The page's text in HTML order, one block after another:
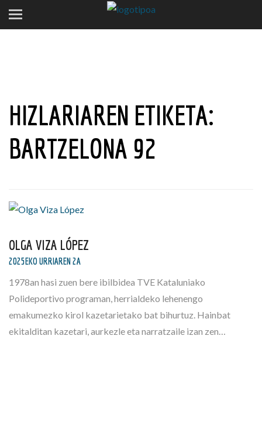
HIZLARIAREN ETIKETA:
BARTZELONA 92
OLGA VIZA LÓPEZ
2025EKO URRIAREN 2A
1978an hasi zuen bere ibilbidea TVE Kataluniako
Polideportivo programan, herrialdeko lehenengo
emakumezko kirol kazetarietako bat bihurtuz. Hainbat
ekitalditan kazetari, aurkezle eta narratzaile izan zen…